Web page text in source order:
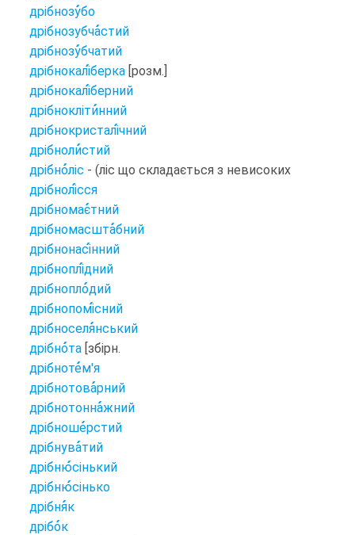
дрібнозубо
дрібнозубчастий
дрібнозубчатий
дрібнокаліберка [розм.]
дрібнокаліберний
дрібноклітинний
дрібнокристалічний
дрібнолистий
дрібноліс - (ліс що складається з невисоких
дрібнолісся
дрібномаєтний
дрібномасштабний
дрібнонасінний
дрібноплідний
дрібноплодий
дрібнопомісний
дрібноселянський
дрібнота [збірн.
дрібнотем'я
дрібнотоварний
дрібнотоннажний
дрібношерстий
дрібнуватий
дрібнюсінький
дрібнюсінько
дрібняк
дрібок